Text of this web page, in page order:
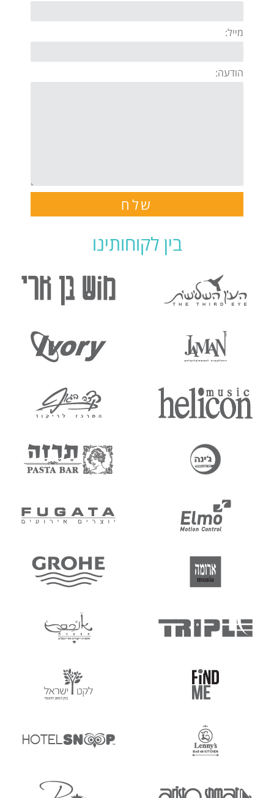
מייל:
הודעה:
שלח
בין לקוחותינו